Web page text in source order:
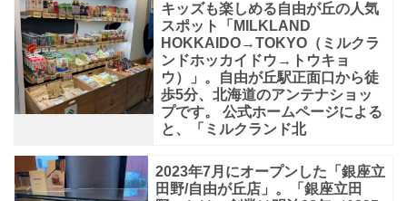
キッズも楽しめる自由が丘の人気
スポット「MILKLAND
HOKKAIDO→TOKYO（ミルクラ
ンドホッカイドウ→トウキョ
ウ）」。自由が丘駅正面口から徒
歩5分、北海道のアンテナショッ
プです。 公式ホームページによる
と、「ミルクランド北
2023年7月にオープンした「銀座立
田野/自由が丘店」。「銀座立田